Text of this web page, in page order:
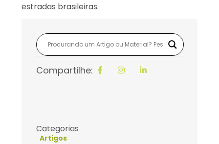
estradas brasileiras.
Compartilhe:
Categorias
Artigos